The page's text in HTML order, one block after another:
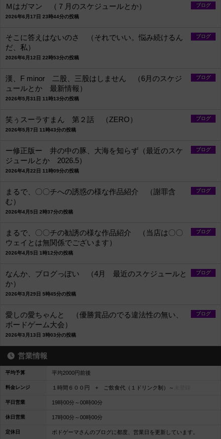
ブログ
Ｍはガマン （７月のスケジュールとか）
2026年6月17日 23時44分の投稿
ブログ
そこに答えはないのさ （それでいい。悩み続けるん
だ、私）
2026年6月12日 22時53分の投稿
ブログ
漢、F minor 二股、三股はしません （6月のスケジ
ュールとか 最新情報）
2026年5月31日 11時13分の投稿
ブログ
笑ぅスーラすまん 第２話 （ZERO）
2026年5月7日 11時43分の投稿
ブログ
ー修正版ー 井の中の豚、大海を知らず（最近のスケ
ジュールとか 2026.5）
2026年4月22日 11時09分の投稿
ブログ
まるで、〇〇チへの誘惑の様な作品紹介 （謝罪含
む）
2026年4月5日 2時37分の投稿
ブログ
まるで、〇〇チの勧誘の様な作品紹介 （当店は〇〇
ウェイとは無関係でございます）
2026年4月5日 1時12分の投稿
ブログ
なんか、ブログっぽい （4月 最近のスケジュールと
か）
2026年3月29日 5時45分の投稿
ブログ
愛しの愛ちゃんと （優勝賞品のでる違法性の無い、
ボードゲーム大会）
2026年3月13日 3時03分の投稿
営業情報
平均予算 平均2000円前後
料金レンジ １時間６００円 + ご飲食代（１ドリンク制）～
平日営業 19時00分～00時00分
休日営業 17時00分～00時00分
定休日 ボドゲーマさんのブログに都度、営業日を更新しています。